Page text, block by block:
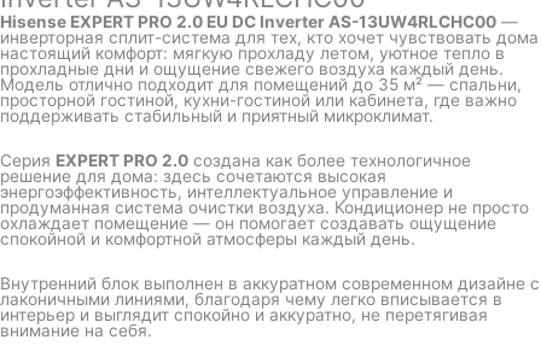
Hisense EXPERT PRO 2.0 EU DC Inverter AS-13UW4RLCHC00 —
инверторная сплит-система для тех, кто хочет чувствовать дома
настоящий комфорт: мягкую прохладу летом, уютное тепло в
прохладные дни и ощущение свежего воздуха каждый день.
Модель отлично подходит для помещений до 35 м² — спальни,
просторной гостиной, кухни-гостиной или кабинета, где важно
поддерживать стабильный и приятный микроклимат.
Серия EXPERT PRO 2.0 создана как более технологичное
решение для дома: здесь сочетаются высокая
энергоэффективность, интеллектуальное управление и
продуманная система очистки воздуха. Кондиционер не просто
охлаждает помещение — он помогает создавать ощущение
спокойной и комфортной атмосферы каждый день.
Внутренний блок выполнен в аккуратном современном дизайне с
лаконичными линиями, благодаря чему легко вписывается в
интерьер и выглядит спокойно и аккуратно, не перетягивая
внимание на себя.